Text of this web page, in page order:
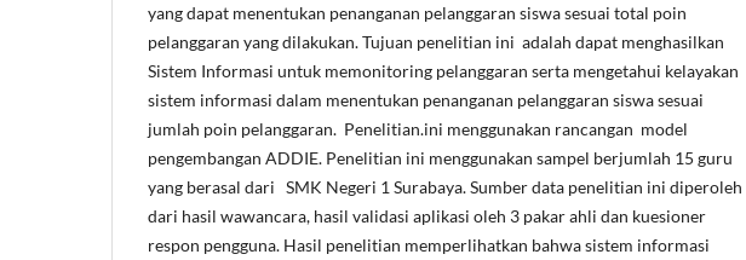
yang dapat menentukan penanganan pelanggaran siswa sesuai total poin
pelanggaran yang dilakukan. Tujuan penelitian ini adalah dapat menghasilkan
Sistem Informasi untuk memonitoring pelanggaran serta mengetahui kelayakan
sistem informasi dalam menentukan penanganan pelanggaran siswa sesuai
jumlah poin pelanggaran. Penelitian.ini menggunakan rancangan model
pengembangan ADDIE. Penelitian ini menggunakan sampel berjumlah 15 guru
yang berasal dari SMK Negeri 1 Surabaya. Sumber data penelitian ini diperoleh
dari hasil wawancara, hasil validasi aplikasi oleh 3 pakar ahli dan kuesioner
respon pengguna. Hasil penelitian memperlihatkan bahwa sistem informasi